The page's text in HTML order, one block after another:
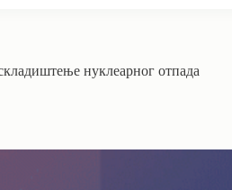
нуклеарног отпада